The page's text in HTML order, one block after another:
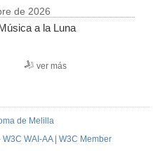
de 2026
a la Luna
ver más
de Melilla
WAI-AA | W3C Member